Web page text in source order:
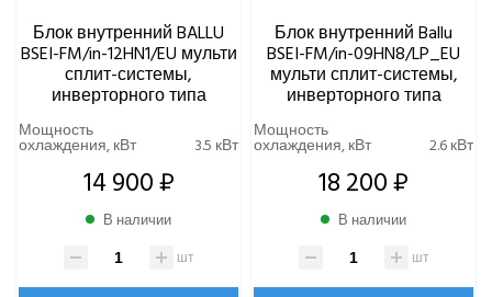
Centek
Daikin
DAICOND
ECOSTAR
Electrolux
Ecoclima
Fujitsu
FUNAI
Блок внутренний BALLU
BSEI-FM/in-12HN1/EU мульти
сплит-системы,
инверторного типа
Мощность
охлаждения, кВт 3.5 кВт
14 900 ₽
В наличии
шт
Блок внутренний Ballu
BSEI-FM/in-09HN8/LP_EU
мульти сплит-системы,
инверторного типа
Мощность
охлаждения, кВт 2.6 кВт
18 200 ₽
В наличии
шт